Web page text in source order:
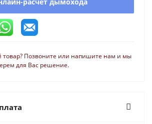
Позвоните или напишите нам и мы
для Вас решение.